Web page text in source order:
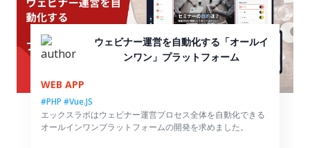
ウェビナー運営を自動化する「オールイ
ンワン」プラットフォーム
WEB APP
#PHP #Vue.JS
エックスラボはウェビナー運営プロセス全体を自動化できる
オールインワンプラットフォームの開発を求めました。